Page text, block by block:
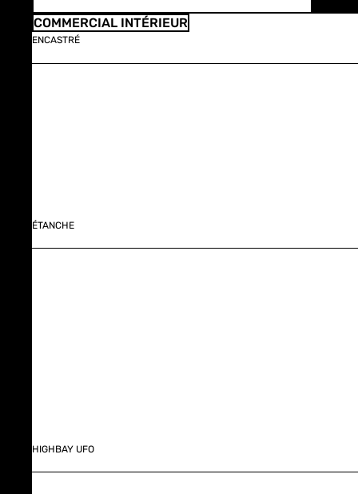
COMMERCIAL INTÉRIEUR
ENCASTRÉ
ÉTANCHE
HIGHBAY UFO